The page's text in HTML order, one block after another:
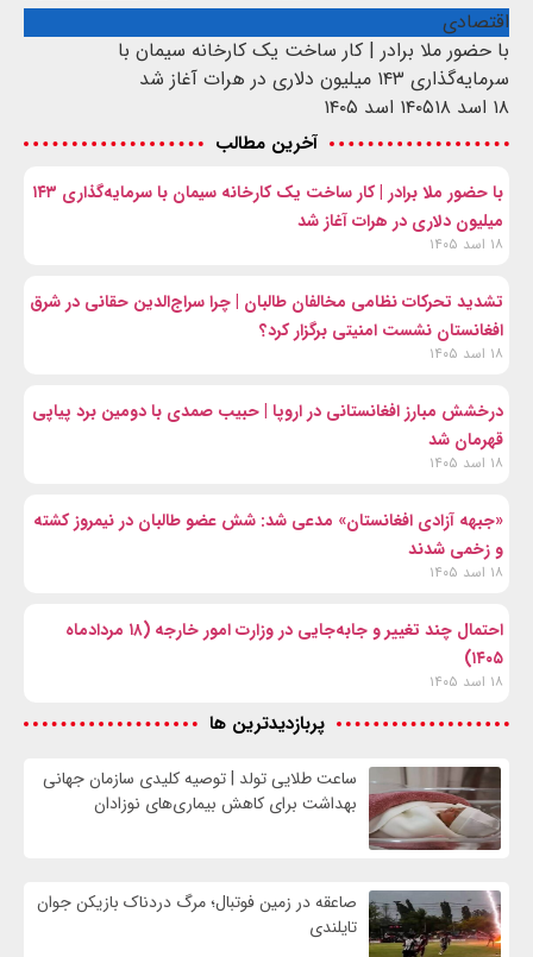
اقتصادی
با حضور ملا برادر | کار ساخت یک کارخانه سیمان با
سرمایه‌گذاری ۱۴۳ میلیون دلاری در هرات آغاز شد
۱۸ اسد ۱۴۰۵
۱۸ اسد ۱۴۰۵
آخرین مطالب
با حضور ملا برادر | کار ساخت یک کارخانه سیمان با سرمایه‌گذاری ۱۴۳
میلیون دلاری در هرات آغاز شد
۱۸ اسد ۱۴۰۵
تشدید تحرکات نظامی مخالفان طالبان | چرا سراج‌الدین حقانی در شرق
افغانستان نشست امنیتی برگزار کرد؟
۱۸ اسد ۱۴۰۵
درخشش مبارز افغانستانی در اروپا | حبیب صمدی با دومین برد پیاپی
قهرمان شد
۱۸ اسد ۱۴۰۵
«جبهه آزادی افغانستان» مدعی شد: شش عضو طالبان در نیمروز کشته
و زخمی شدند
۱۸ اسد ۱۴۰۵
احتمال چند تغییر و جابه‌جایی در وزارت امور خارجه (۱۸ مردادماه
۱۴۰۵)
۱۸ اسد ۱۴۰۵
پربازدیدترین ها
ساعت طلایی تولد | توصیه کلیدی سازمان جهانی
بهداشت برای کاهش بیماری‌های نوزادان
صاعقه در زمین فوتبال؛ مرگ دردناک بازیکن جوان
تایلندی